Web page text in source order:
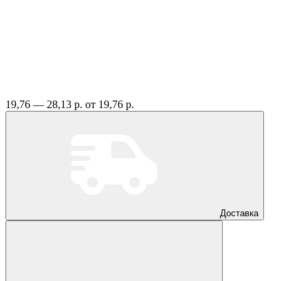
19,76 — 28,13 р. от 19,76 р.
Доставка